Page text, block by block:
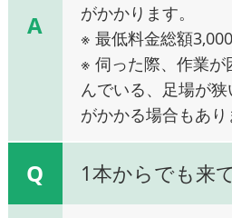
A
がかかります。
※ 最低料金総額
※ 伺った際、作業が
んでいる、足場が
がかかる場合もあり
Q 1本からでも来